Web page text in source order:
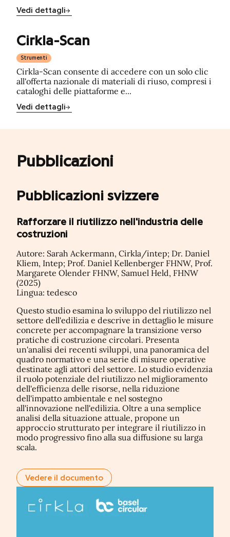
Vedi dettagli
Cirkla-Scan
Strumenti
Cirkla-Scan consente di accedere con un solo clic
all'offerta nazionale di materiali di riuso, compresi i
cataloghi delle piattaforme e...
Vedi dettagli
Pubblicazioni
Pubblicazioni svizzere
Rafforzare il riutilizzo nell'industria delle
costruzioni
Autore: Sarah Ackermann, Cirkla/intep; Dr. Daniel
Kliem, Intep; Prof. Daniel Kellenberger FHNW, Prof.
Margarete Olender FHNW, Samuel Held, FHNW
(2025)
Lingua: tedesco
Questo studio esamina lo sviluppo del riutilizzo nel
settore dell'edilizia e descrive in dettaglio le misure
concrete per accompagnare la transizione verso
pratiche di costruzione circolari. Presenta
un'analisi dei recenti sviluppi, una panoramica del
quadro normativo e una serie di misure operative
destinate agli attori del settore. Lo studio evidenzia
il ruolo potenziale del riutilizzo nel miglioramento
dell'efficienza delle risorse, nella riduzione
dell'impatto ambientale e nel sostegno
all'innovazione nell'edilizia. Oltre a una semplice
analisi della situazione attuale, propone un
approccio strutturato per integrare il riutilizzo in
modo progressivo fino alla sua diffusione su larga
scala.
Vedere il documento